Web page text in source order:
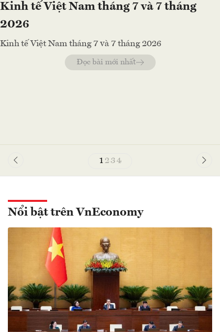
Kinh tế Việt Nam tháng 7 và 7 tháng
2026
Kinh tế Việt Nam tháng 7 và 7 tháng 2026
Đọc bài mới nhất
1 23 4
Nổi bật trên VnEconomy